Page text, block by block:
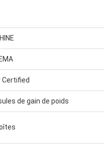
Certified
de gain de poids